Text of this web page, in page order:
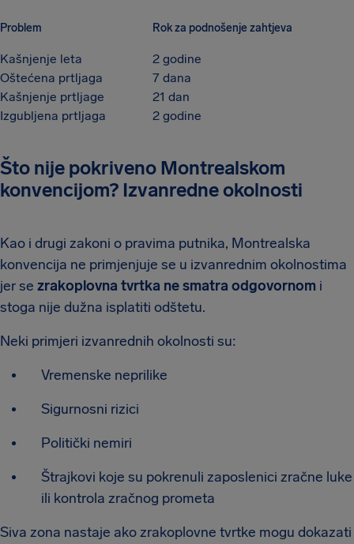
Problem Rok za podnošenje zahtjeva
Kašnjenje leta
2 godine
Oštećena prtljaga
7 dana
Kašnjenje prtljage
21 dan
Izgubljena prtljaga
2 godine
Što nije pokriveno Montrealskom
konvencijom? Izvanredne okolnosti
Kao i drugi zakoni o pravima putnika, Montrealska
konvencija ne primjenjuje se u izvanrednim okolnostima
jer se zrakoplovna tvrtka ne smatra odgovornom i
stoga nije dužna isplatiti odštetu.
Neki primjeri izvanrednih okolnosti su:
Vremenske neprilike
Sigurnosni rizici
Politički nemiri
Štrajkovi koje su pokrenuli zaposlenici zračne luke
ili kontrola zračnog prometa
Siva zona nastaje ako zrakoplovne tvrtke mogu dokazati